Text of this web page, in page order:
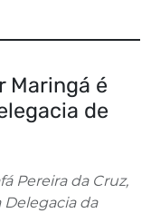
Maringá é
de
Pereira da Cruz,
Delegacia da